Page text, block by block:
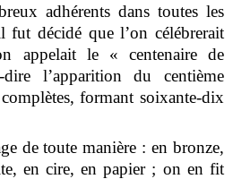
adhérents dans toutes les
décidé que l’on célébrerait
appelait le « centenaire de
dire l’apparition du centième
formant soixante-dix
de toute manière : en bronze,
en cire, en papier ; on en fit